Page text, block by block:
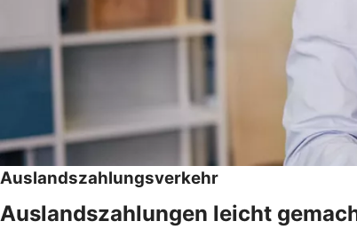
Auslandszahlungsverkehr
Auslandszahlungen leicht